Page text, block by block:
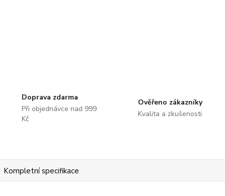
Doprava zdarma
Při objednávce nad 999
Kč
Ověřeno zákazníky
Kvalita a zkušenosti
Kompletní specifikace